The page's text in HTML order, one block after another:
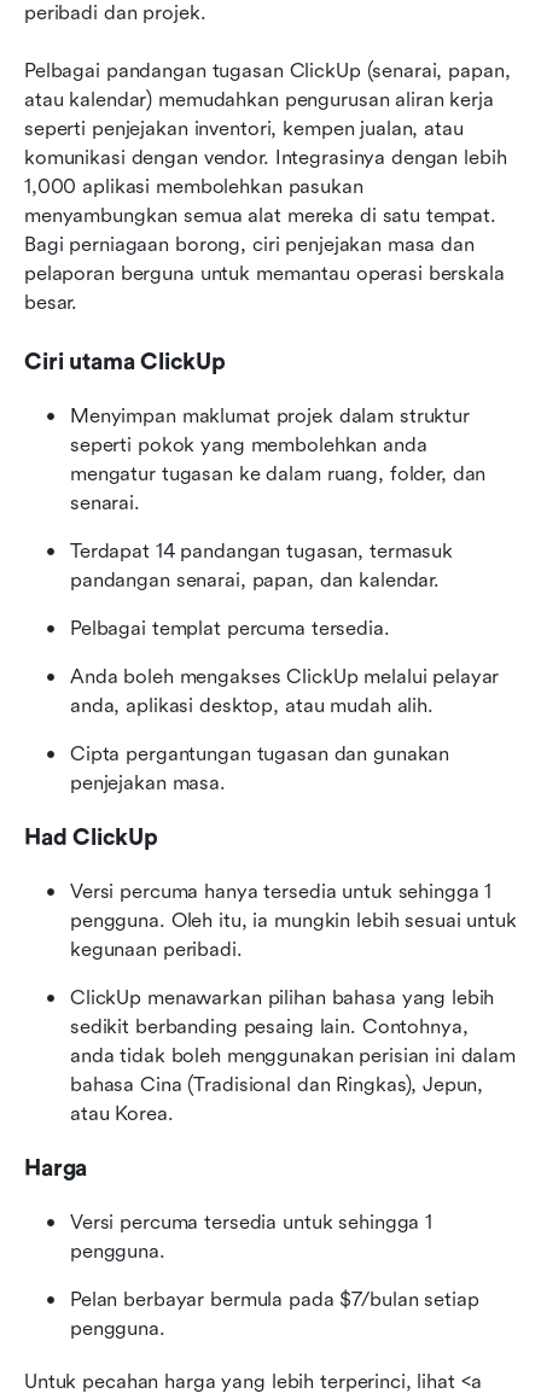
peribadi dan projek.
Pelbagai pandangan tugasan ClickUp (senarai, papan,
atau kalendar) memudahkan pengurusan aliran kerja
seperti penjejakan inventori, kempen jualan, atau
komunikasi dengan vendor. Integrasinya dengan lebih
1,000 aplikasi membolehkan pasukan
menyambungkan semua alat mereka di satu tempat.
Bagi perniagaan borong, ciri penjejakan masa dan
pelaporan berguna untuk memantau operasi berskala
besar.
Ciri utama ClickUp
Menyimpan maklumat projek dalam struktur
seperti pokok yang membolehkan anda
mengatur tugasan ke dalam ruang, folder, dan
senarai.
Terdapat 14 pandangan tugasan, termasuk
pandangan senarai, papan, dan kalendar.
Pelbagai templat percuma tersedia.
Anda boleh mengakses ClickUp melalui pelayar
anda, aplikasi desktop, atau mudah alih.
Cipta pergantungan tugasan dan gunakan
penjejakan masa.
Had ClickUp
Versi percuma hanya tersedia untuk sehingga 1
pengguna. Oleh itu, ia mungkin lebih sesuai untuk
kegunaan peribadi.
ClickUp menawarkan pilihan bahasa yang lebih
sedikit berbanding pesaing lain. Contohnya,
anda tidak boleh menggunakan perisian ini dalam
bahasa Cina (Tradisional dan Ringkas), Jepun,
atau Korea.
Harga
Versi percuma tersedia untuk sehingga 1
pengguna.
Pelan berbayar bermula pada $7/bulan setiap
pengguna.
Untuk pecahan harga yang lebih terperinci, lihat <a